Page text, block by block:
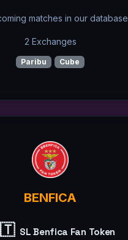
matches in our database
2 Exchanges
Paribu Cube
BENFICA
SL Benfica Fan Token